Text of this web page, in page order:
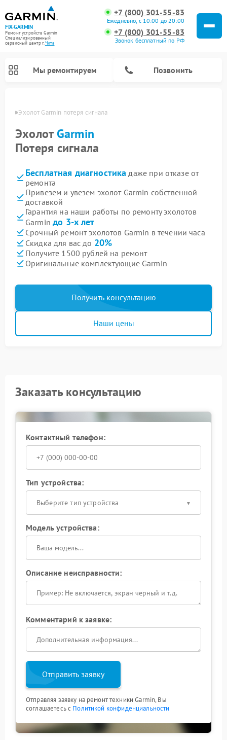
FIX-GARMIN
Ремонт устройств Garmin
Специализированный
cервисный центр г.Чита
+7 (800) 301-55-83
Ежедневно, с 10:00 до 20:00
+7 (800) 301-55-83
Звонок бесплатный по РФ
Мы ремонтируем Позвонить
Чите Эхолот Garmin потеря сигнала
Эхолот Garmin
Потеря сигнала
Бесплатная диагностика даже при отказе от
ремонта
Привезем и увезем эхолот Garmin собственной
доставкой
Гарантия на наши работы по ремонту эхолотов
Garminдо 3-х лет
Срочный ремонт эхолотов Garmin в течении часа
Скидка для вас до 20%
Получите 1500 рублей на ремонт
Оригинальные комплектующие Garmin
Получить консультацию
Наши цены
Заказать консультацию
Контактный телефон:
Тип устройства:
Выберите тип устройства
Модель устройства:
Описание неисправности:
Комментарий к заявке:
Отправить заявку
Отправляя заявку на ремонт техники Garmin, Вы
соглашаетесь с Политикой конфиденциальности